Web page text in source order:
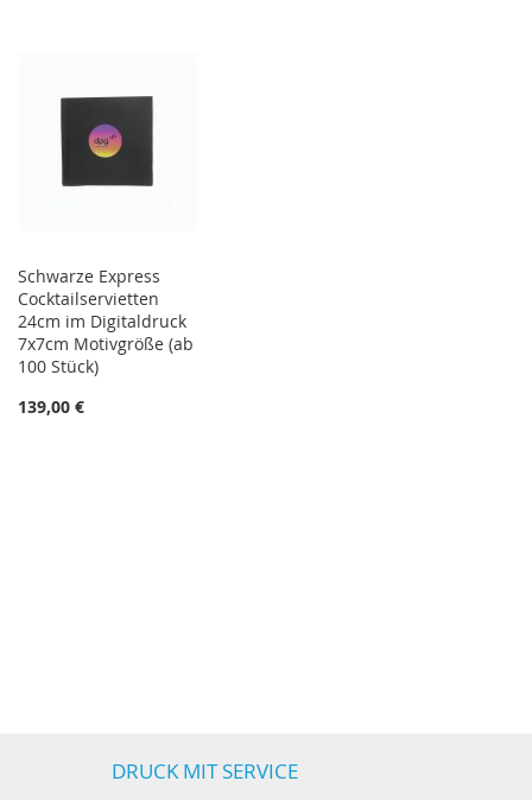
Schwarze Express
Cocktailservietten
24cm im Digitaldruck
7x7cm Motivgröße (ab
100 Stück)
139,00 €
DRUCK MIT SERVICE